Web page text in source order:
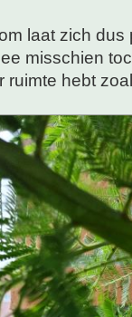
laat zich dus
misschien
ruimte hebt